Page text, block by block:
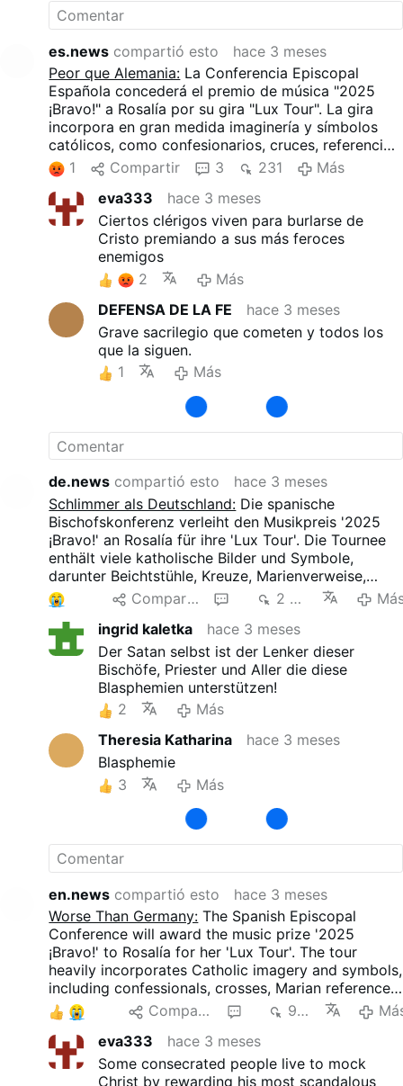
es.news compartió esto
hace 3 meses
Peor que Alemania: La Conferencia Episcopal
Española concederá el premio de música "2025
¡Bravo!" a Rosalía por su gira "Lux Tour". La gira
incorpora en gran medida imaginería y símbolos
católicos, como confesionarios, cruces, referencias
marianas, procesiones y una versión escénica del
enorme incensario de Santiago de Compostela.
Estos elementos se combinan con la estética de los
clubes nocturnos, la provocación sexual y las
reinterpretaciones de temas religiosos.
1 Compartir 3 231
Más
eva333
hace 3 meses
Ciertos clérigos viven para burlarse de
Cristo premiando a sus más feroces
enemigos
2
Más
DEFENSA DE LA FE
hace 3 meses
Grave sacrilegio que cometen y todos los
que la siguen.
1
Más
de.news compartió esto
hace 3 meses
Schlimmer als Deutschland: Die spanische
Bischofskonferenz verleiht den Musikpreis '2025
¡Bravo!' an Rosalía für ihre 'Lux Tour'. Die Tournee
enthält viele katholische Bilder und Symbole,
darunter Beichtstühle, Kreuze, Marienverweise,
Prozessionen und eine Bühnenversion des riesigen
Weihrauchfasses von Santiago de Compostela.
Diese Elemente werden mit Nachtclub-Ästhetik,
sexueller Provokation und Neuinterpretationen
religiöser Themen kombiniert.
Compartir 2 mil
ingrid kaletka
hace 3 meses
Der Satan selbst ist der Lenker dieser
Bischöfe, Priester und Aller die diese
Blasphemien unterstützen!
2
Más
Theresia Katharina
hace 3 meses
Blasphemie
3
Más
en.news compartió esto
hace 3 meses
Worse Than Germany: The Spanish Episcopal
Conference will award the music prize '2025
¡Bravo!' to Rosalía for her 'Lux Tour'. The tour
heavily incorporates Catholic imagery and symbols,
including confessionals, crosses, Marian references,
processions, and a stage version of the huge
incense burner from Santiago de Compostela.
These elements are combined with nightclub
aesthetics, sexual provocation, and
reinterpretations of religious themes.
Compartir 979
eva333
hace 3 meses
Some consecrated people live to mock
Christ by rewarding his most scandalous